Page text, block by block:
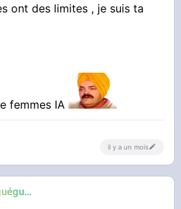
ont des limites , je suis ta
femmes IA
il y a un mois
Miaouss oui la guéguérre